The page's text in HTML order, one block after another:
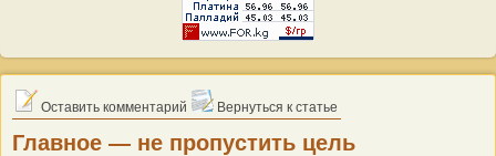
Оставить комментарий Вернуться к статье
Главное — не пропустить цель